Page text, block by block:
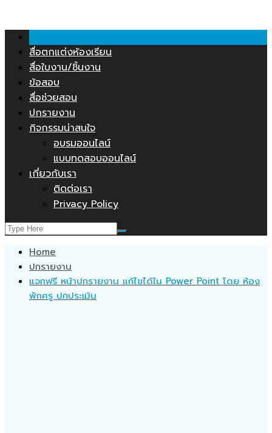
content
สื่อตกแต่งห้องเรียน
สื่อใบงาน/ชิ้นงาน
ข้อสอบ
สื่อช่วยสอน
ปกรายงาน
กิจกรรมน่าสนใจ
อบรมออนไลน์
แบบทดสอบออนไลน์
เกี่ยวกับเรา
ติดต่อเรา
Privacy Policy
Home
ปกรายงาน
แจกฟรี หน้าปกรายงาน แก้ไขได้ใน Power Point โดย ห้อง
พักครู ปกประเมิน